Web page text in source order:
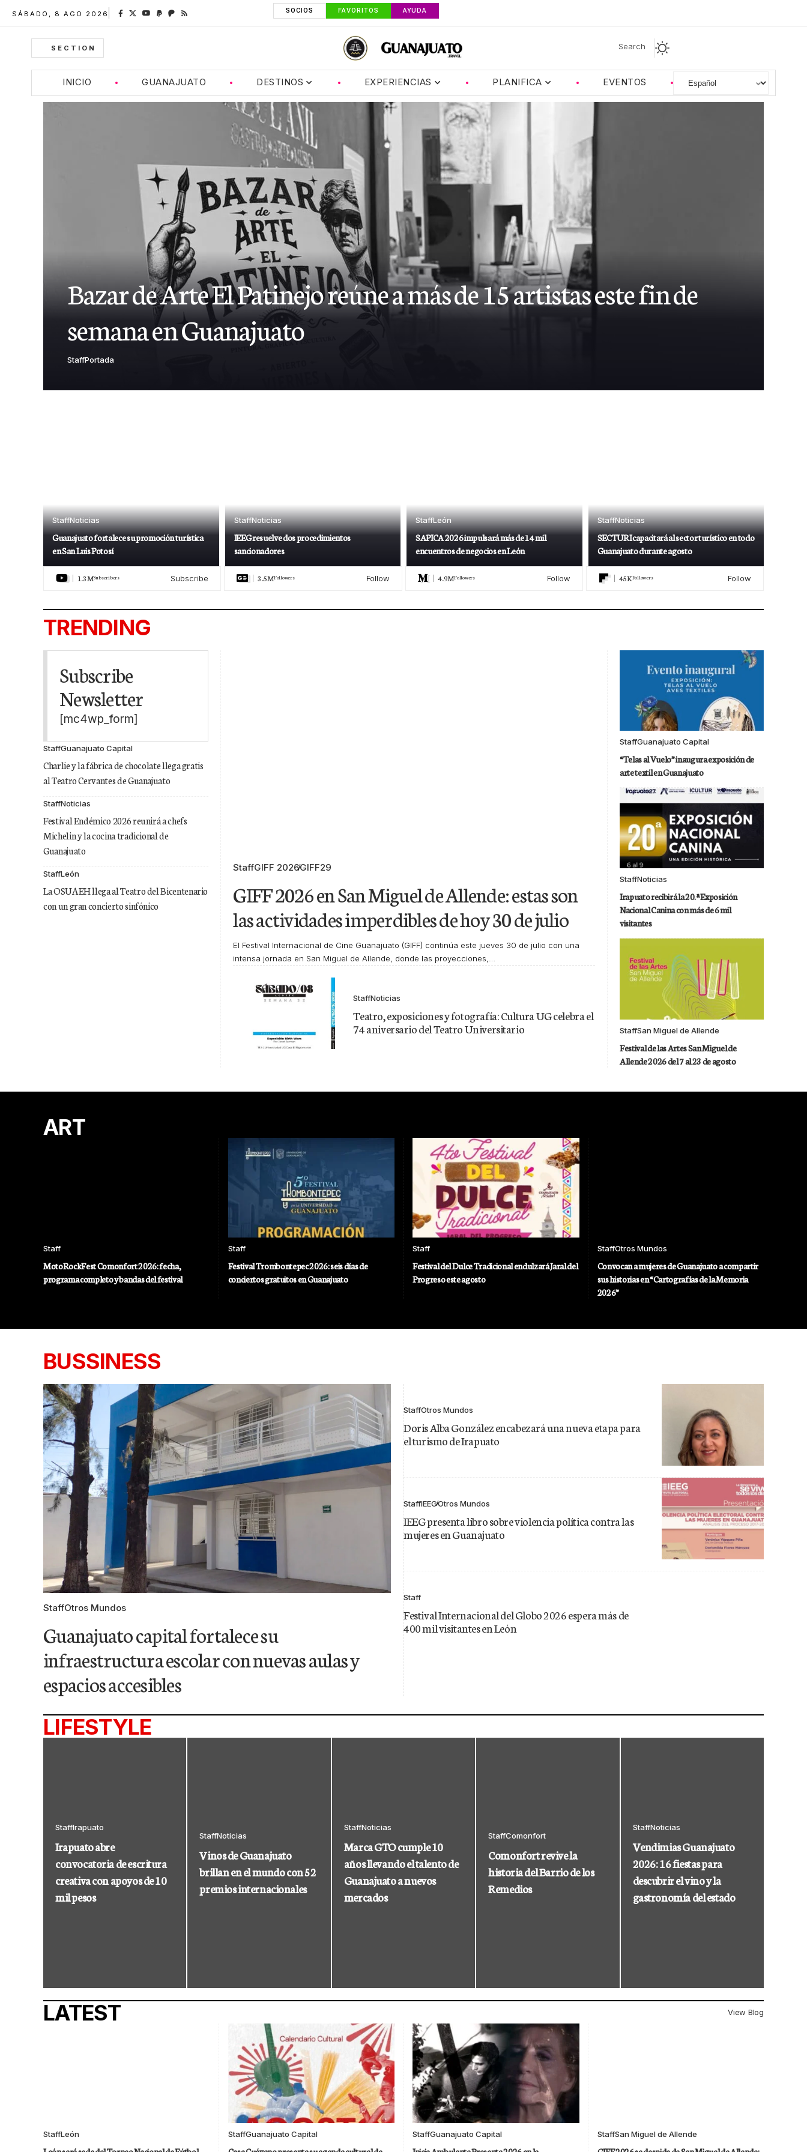
SÁBADO, 8 AGO 2026 SOCIOS FAVORITOS AYUDA
SECTION Search
INICIO GUANAJUATO DESTINOS EXPERIENCIAS PLANIFICA EVENTOS
Bazar de Arte El Patinejo reúne a más de 15 artistas este fin de
semana en Guanajuato
StaffPortada
StaffNoticias
Guanajuato fortalece su promoción turística
en San Luis Potosí
StaffNoticias
IEEG resuelve dos procedimientos
sancionadores
StaffLeón
SAPICA 2026 impulsará más de 14 mil
encuentros de negocios en León
StaffNoticias
SECTURI capacitará al sector turístico en todo
Guanajuato durante agosto
1.3MSubscribers Subscribe 3.5MFollowers Follow 4.9MFollowers Follow 45KFollowers Follow
TRENDING
StaffGIFF 2026GIFF29
GIFF 2026 en San Miguel de Allende: estas son
las actividades imperdibles de hoy 30 de julio
El Festival Internacional de Cine Guanajuato (GIFF) continúa este jueves 30 de julio con una
intensa jornada en San Miguel de Allende, donde las proyecciones,…
StaffNoticias
Teatro, exposiciones y fotografía: Cultura UG celebra el
74 aniversario del Teatro Universitario
Subscribe
Newsletter
[mc4wp_form]
StaffGuanajuato Capital
Charlie y la fábrica de chocolate llega gratis
al Teatro Cervantes de Guanajuato
StaffNoticias
Festival Endémico 2026 reunirá a chefs
Michelin y la cocina tradicional de
Guanajuato
StaffLeón
La OSUAEH llega al Teatro del Bicentenario
con un gran concierto sinfónico
StaffGuanajuato Capital
“Telas al Vuelo” inaugura exposición de
arte textil en Guanajuato
StaffNoticias
Irapuato recibirá la 20.ª Exposición
Nacional Canina con más de 6 mil
visitantes
StaffSan Miguel de Allende
Festival de las Artes San Miguel de
Allende 2026 del 7 al 23 de agosto
ART
Staff
MotoRockFest Comonfort 2026: fecha,
programa completo y bandas del festival
Staff
Festival Trombontepec 2026: seis días de
conciertos gratuitos en Guanajuato
Staff
Festival del Dulce Tradicional endulzará Jaral del
Progreso este agosto
StaffOtros Mundos
Convocan a mujeres de Guanajuato a compartir
sus historias en “Cartografías de la Memoria
2026”
BUSSINESS
StaffOtros Mundos
Guanajuato capital fortalece su
infraestructura escolar con nuevas aulas y
espacios accesibles
StaffOtros Mundos
Doris Alba González encabezará una nueva etapa para
el turismo de Irapuato
StaffIEEGOtros Mundos
IEEG presenta libro sobre violencia política contra las
mujeres en Guanajuato
Staff
Festival Internacional del Globo 2026 espera más de
400 mil visitantes en León
LIFESTYLE
StaffIrapuato
Irapuato abre
convocatoria de escritura
creativa con apoyos de 10
mil pesos
StaffNoticias
Vinos de Guanajuato
brillan en el mundo con 52
premios internacionales
StaffNoticias
Marca GTO cumple 10
años llevando el talento de
Guanajuato a nuevos
mercados
StaffComonfort
Comonfort revive la
historia del Barrio de los
Remedios
StaffNoticias
Vendimias Guanajuato
2026: 16 fiestas para
descubrir el vino y la
gastronomía del estado
LATEST View Blog
StaffLeón StaffGuanajuato Capital StaffGuanajuato Capital StaffSan Miguel de Allende